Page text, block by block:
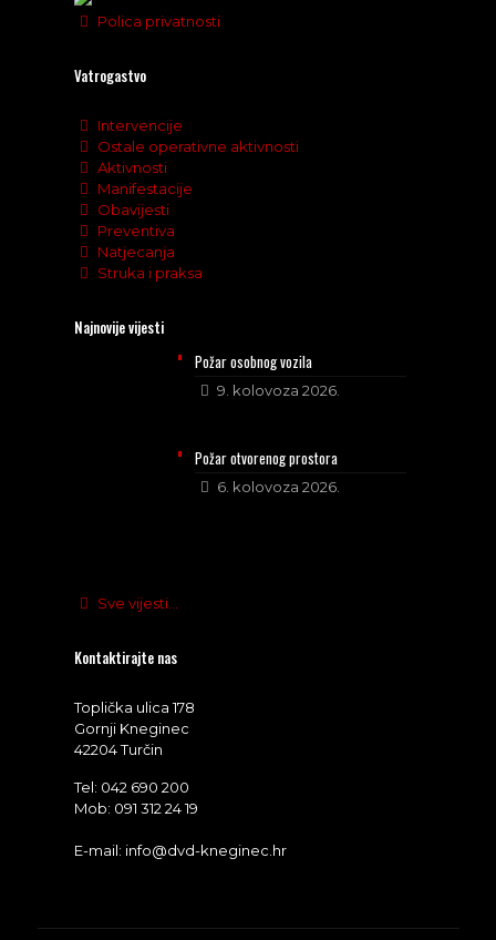
Polica privatnosti
Vatrogastvo
Intervencije
Ostale operativne aktivnosti
Aktivnosti
Manifestacije
Obavijesti
Preventiva
Natjecanja
Struka i praksa
Najnovije vijesti
Požar osobnog vozila
9. kolovoza 2026.
Požar otvorenog prostora
6. kolovoza 2026.
Sve vijesti...
Kontaktirajte nas
Toplička ulica 178
Gornji Kneginec
42204 Turčin
Tel: 042 690 200
Mob: 091 312 24 19
E-mail: info@dvd-kneginec.hr